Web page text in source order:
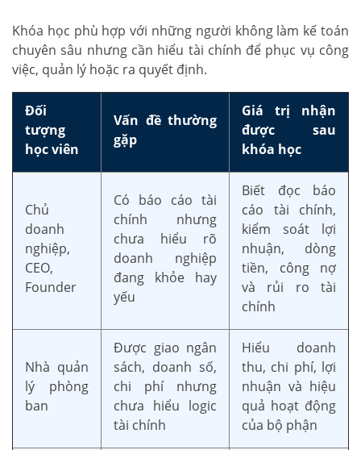
Khóa học phù hợp với những người không làm kế toán
chuyên sâu nhưng cần hiểu tài chính để phục vụ công
việc, quản lý hoặc ra quyết định.
Đối
tượng
học viên
Vấn đề thường
gặp
Giá trị nhận
được sau
khóa học
Chủ
doanh
nghiệp,
CEO,
Founder
Có báo cáo tài
chính nhưng
chưa hiểu rõ
doanh nghiệp
đang khỏe hay
yếu
Biết đọc báo
cáo tài chính,
kiểm soát lợi
nhuận, dòng
tiền, công nợ
và rủi ro tài
chính
Nhà quản
lý phòng
ban
Được giao ngân
sách, doanh số,
chi phí nhưng
chưa hiểu logic
tài chính
Hiểu doanh
thu, chi phí, lợi
nhuận và hiệu
quả hoạt động
của bộ phận